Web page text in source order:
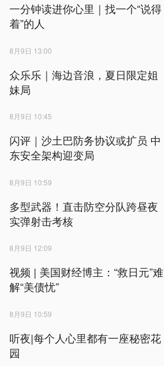
一分钟读进你心里｜找一个“说得
着”的人
8月9日 13:00
众乐乐｜海边音浪，夏日限定姐
妹局
8月9日 10:45
闪评｜沙土巴防务协议或扩员 中
东安全架构迎变局
8月9日 10:59
多型武器！直击防空分队跨昼夜
实弹射击考核
8月9日 12:09
视频 | 美国财经博主：“救日元”难
解“美债忧”
8月9日 10:59
听夜|每个人心里都有一座秘密花
园